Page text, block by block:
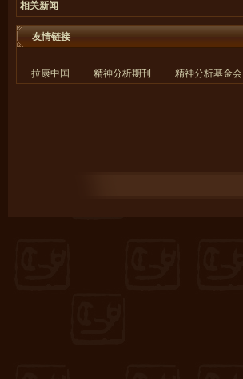
相关新闻
友情链接
拉康中国 精神分析期刊 精神分析基金会